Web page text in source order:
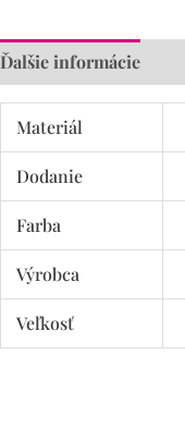
Ďalšie informácie
Materiál
Dodanie
Farba
Výrobca
Veľkosť